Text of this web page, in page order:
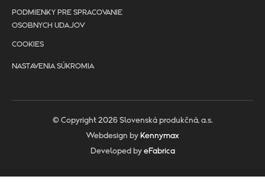
PODMIENKY PRE SPRACOVANIE
OSOBNYCH UDAJOV
COOKIES
NASTAVENIA SÚKROMIA
© Copyright 2026 Slovenská produkčná, a.s.
Webdesign by Kennymax
Developed by eFabrica